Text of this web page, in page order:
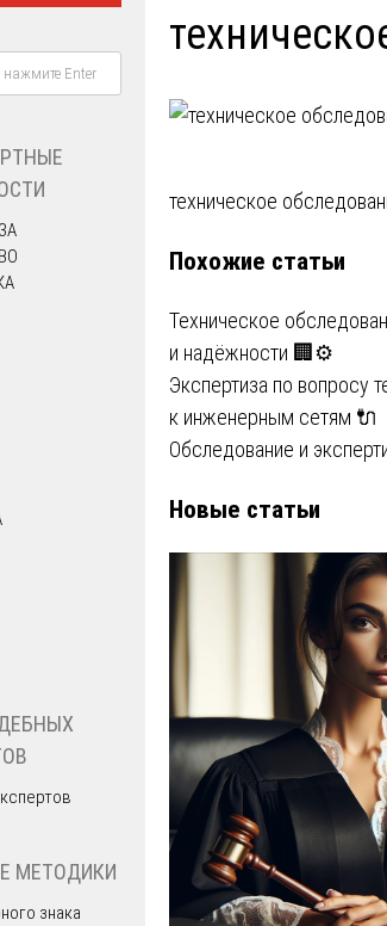
Навигация
по
записям
техническое
Похожие статьи
Техническое
и надёжности 🏢⚙️
Экспертиза по вопросу
к инженерным сетям 🔌
Обследование и
Новые статьи
МЕТОДИКИ
знака